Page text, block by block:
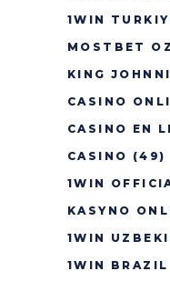
1WIN
MOSTBET
KING
CASINO
CASINO EN
CASINO (49)
1WIN
KASYNO
1WIN
1WIN BRAZIL